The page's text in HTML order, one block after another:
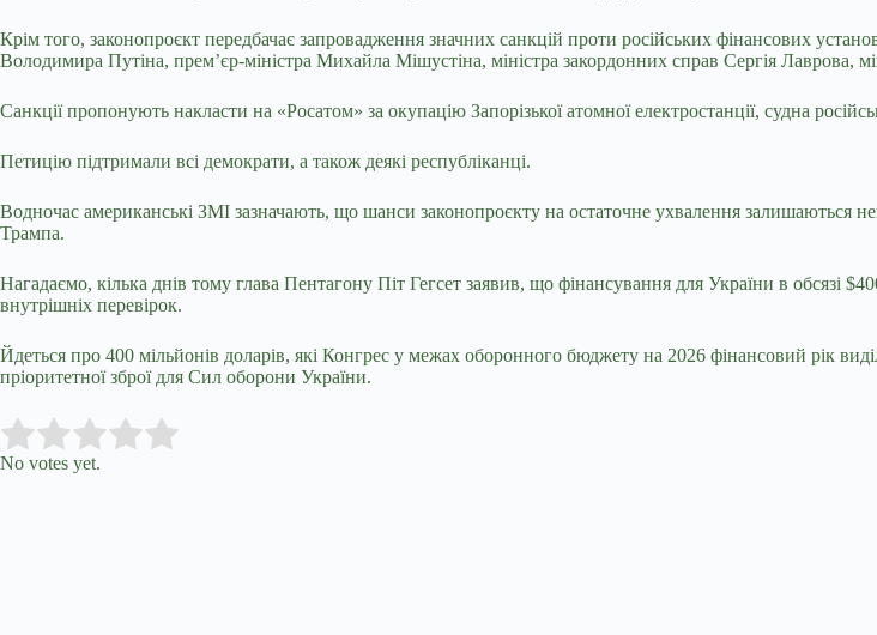
Крім того, законопроєкт передбачає запровадження значних санкцій проти російських фінансових
Володимира Путіна, прем’єр-міністра Михайла Мішустіна, міністра закордонних справ Сергія Лаврова,
Санкції пропонують накласти на «Росатом» за окупацію Запорізької атомної електростанції, судна
Петицію підтримали всі демократи, а також деякі республіканці.
Водночас американські ЗМІ зазначають, що шанси законопроєкту на остаточне ухвалення залишаються
Трампа.
Нагадаємо, кілька днів тому глава Пентагону Піт Гегсет заявив, що фінансування для України в обсязі
внутрішніх перевірок.
Йдеться про 400 мільйонів доларів, які Конгрес у межах оборонного бюджету на 2026 фінансовий рік
пріоритетної зброї для Сил оборони України.
Rate this item:
No votes yet.